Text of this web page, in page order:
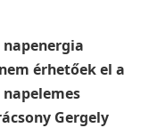
érhetőek el a
Gergely